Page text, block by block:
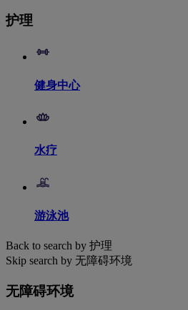
护理
健身中心
水疗
游泳池
Back to search by 护理
Skip search by 无障碍环境
无障碍环境